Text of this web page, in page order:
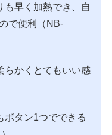
も早く加熱でき、自
で便利（NB-
らかくとてもいい感
ボタン1つでできる